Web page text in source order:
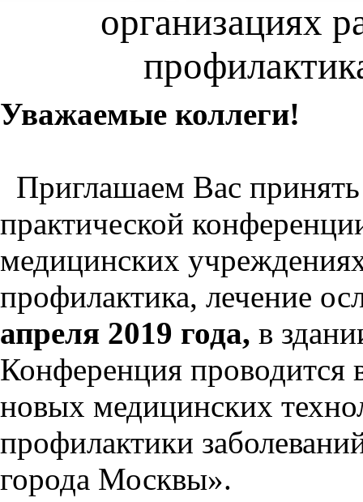
организациях
Уважаемые коллеги!
Приглашаем Вас
практической
медицинских
профилактика, лечение
апреля 2019 года, в
Конференция проводится
новых медицинских
профилактики
города Москвы».